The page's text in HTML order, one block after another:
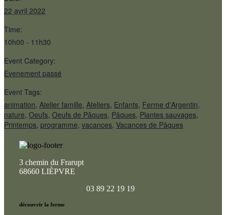
22 avril 2022
Time:
10h00 - 11h30
Event Category:
Evenement passé
Event Tags:
animation, Atelier famille, Ateliers, Enfants, Ferme d'Argentin,
nature, Oeufs, Oeufs de Pâques, Pâques, Plantes sauvages,
Printemps, programme, vacances, Vacances de Pâques
3 chemin du Frarupt
68660 LIÈPVRE
03 89 22 19 19
découvrir la ferme